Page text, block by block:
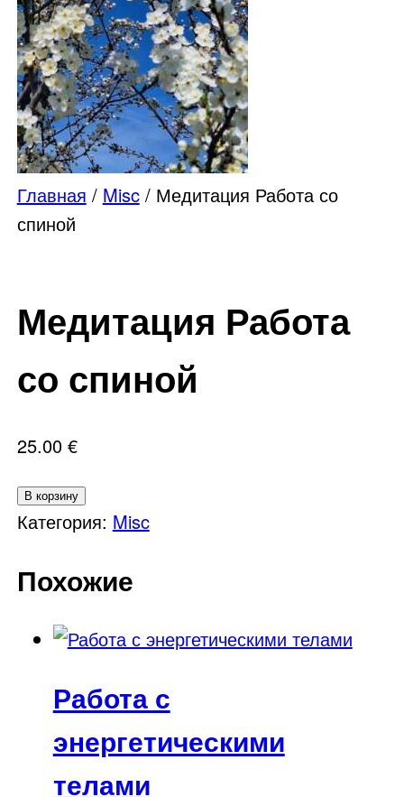
Главная / Misc/ Медитация Работа со
спиной
Медитация Работа
со спиной
25.00 €
Количество
товара
Работа
спиной
В корзину
Категория: Misc
Похожие
Работа с
энергетическими
телами